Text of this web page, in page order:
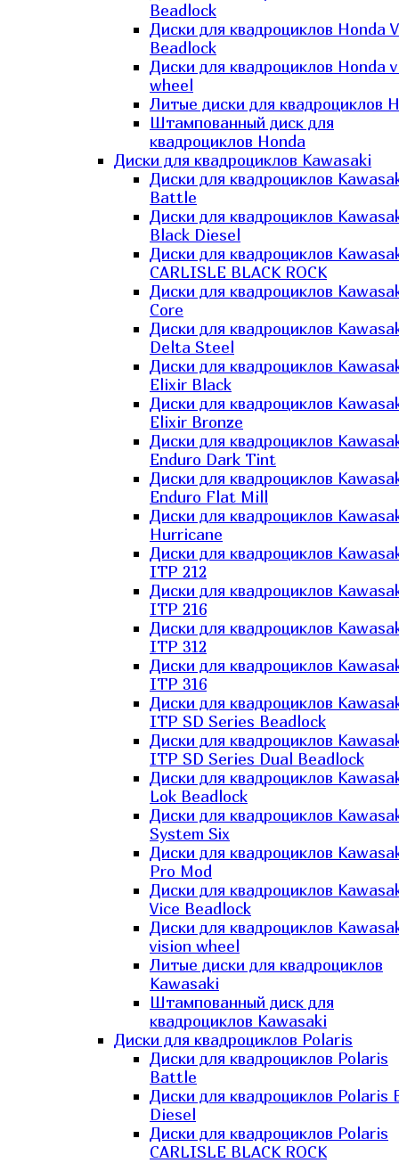
Beadlock
Диски для квадроциклов Honda
Beadlock
Диски для квадроциклов Honda
wheel
Литые диски для квадроциклов
Штампованный диск для
квадроциклов Honda
Диски для квадроциклов Kawasaki
Диски для квадроциклов
Battle
Диски для квадроциклов
Black Diesel
Диски для квадроциклов
CARLISLE BLACK ROCK
Диски для квадроциклов
Core
Диски для квадроциклов
Delta Steel
Диски для квадроциклов
Elixir Black
Диски для квадроциклов
Elixir Bronze
Диски для квадроциклов
Enduro Dark Tint
Диски для квадроциклов
Enduro Flat Mill
Диски для квадроциклов
Hurricane
Диски для квадроциклов
ITP 212
Диски для квадроциклов
ITP 216
Диски для квадроциклов
ITP 312
Диски для квадроциклов
ITP 316
Диски для квадроциклов
ITP SD Series Beadlock
Диски для квадроциклов
ITP SD Series Dual Beadlock
Диски для квадроциклов
Lok Beadlock
Диски для квадроциклов
System Six
Диски для квадроциклов
Pro Mod
Диски для квадроциклов
Vice Beadlock
Диски для квадроциклов
vision wheel
Литые диски для квадроциклов
Kawasaki​
Штампованный диск для
квадроциклов Kawasaki​
Диски для квадроциклов Polaris
Диски для квадроциклов Polaris
Battle
Диски для квадроциклов Polaris
Diesel
Диски для квадроциклов Polaris
CARLISLE BLACK ROCK